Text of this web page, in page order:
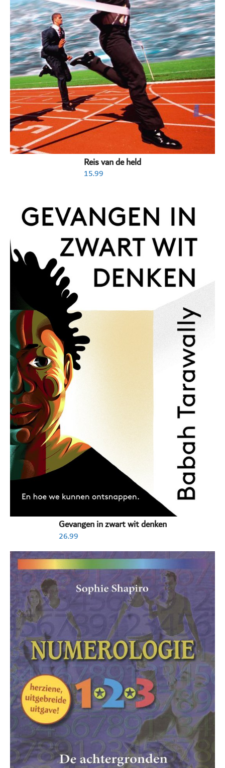
Reis van de held
15.99
Gevangen in zwart wit denken
26.99